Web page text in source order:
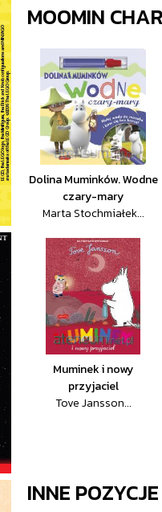
MOOMIN
Dolina Muminków. Wodne
czary-mary
Marta Stochmiałek...
Muminek i nowy
przyjaciel
Tove Jansson...
INNE